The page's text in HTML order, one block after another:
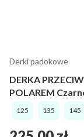
Derki padokowe
DERKA
POLAREM
125 135 145
Cena